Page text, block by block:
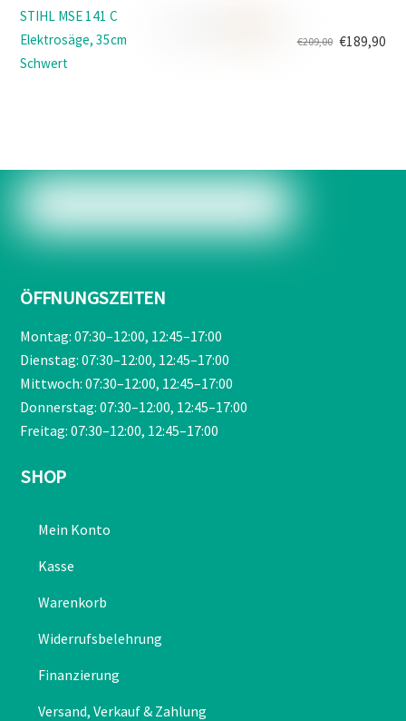
war:
€499,00
ist:
€419,90.
STIHL MSE 141 C
Elektrosäge, 35cm
Schwert
€209,00
Ursprünglicher
€189,90
ÖFFNUNGSZEITEN
Montag: 07:30–12:00, 12:45–17:00
Dienstag: 07:30–12:00, 12:45–17:00
Mittwoch: 07:30–12:00, 12:45–17:00
Donnerstag: 07:30–12:00, 12:45–17:00
Freitag: 07:30–12:00, 12:45–17:00
SHOP
Mein Konto
Kasse
Warenkorb
Widerrufsbelehrung
Finanzierung
Versand, Verkauf & Zahlung